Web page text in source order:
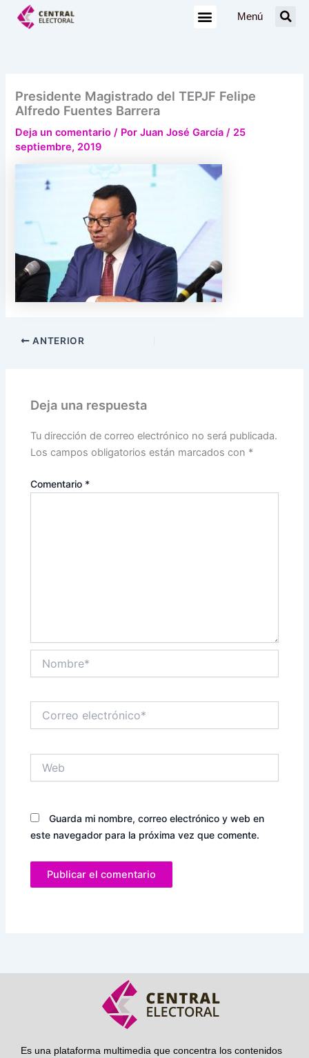
Menú
Presidente Magistrado del TEPJF Felipe
Alfredo Fuentes Barrera
Deja un comentario / PorJuan José García/ 25
septiembre, 2019
ANTERIOR
Deja una respuesta
Tu dirección de correo electrónico no será publicada.
Los campos obligatorios están marcados con *
Comentario *
electrónico*
Guarda mi nombre, correo electrónico y web en
este navegador para la próxima vez que comente.
Es una plataforma multimedia que concentra los contenidos